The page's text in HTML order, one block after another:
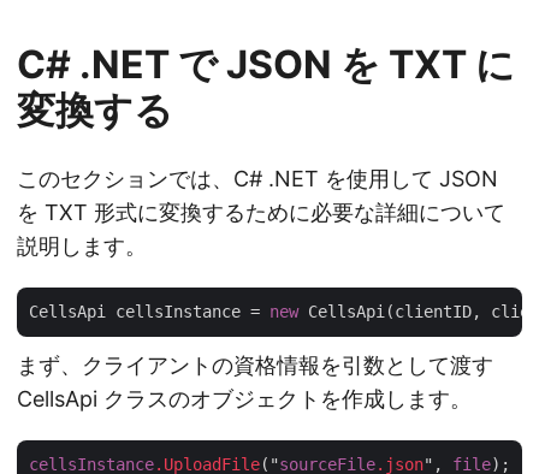
C# .NET で JSON を TXT に
変換する
このセクションでは、C# .NET を使用して JSON
を TXT 形式に変換するために必要な詳細について
説明します。
CellsApi cellsInstance = new
まず、クライアントの資格情報を引数として渡す
CellsApi クラスのオブジェクトを作成します。
cellsInstance.UploadFile("sourceFile.json", file